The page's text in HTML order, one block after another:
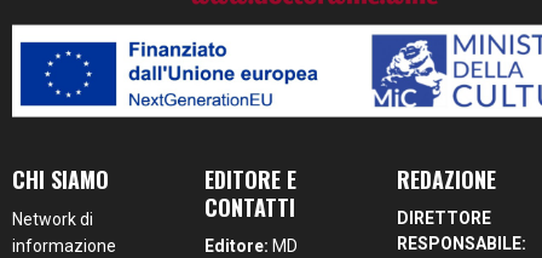
CHI SIAMO
Network di
informazione
EDITORE E
CONTATTI
Editore: MD
REDAZIONE
DIRETTORE
RESPONSABILE: